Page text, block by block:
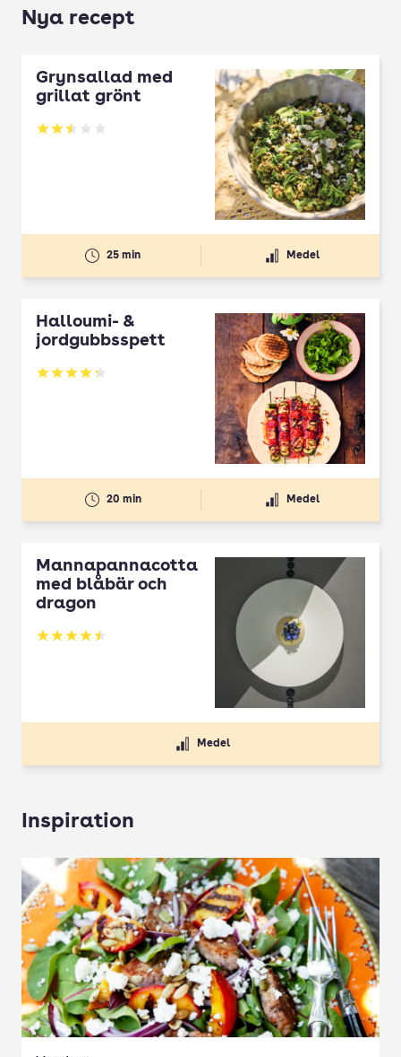
Nya recept
Grynsallad med
grillat grönt
Betyg: 2.5 av 5
25 min Medel
Halloumi- &
jordgubbsspett
Betyg: 4.3 av 5
20 min Medel
Mannapannacotta
med blåbär och
dragon
Betyg: 4.5 av 5
Medel
Inspiration